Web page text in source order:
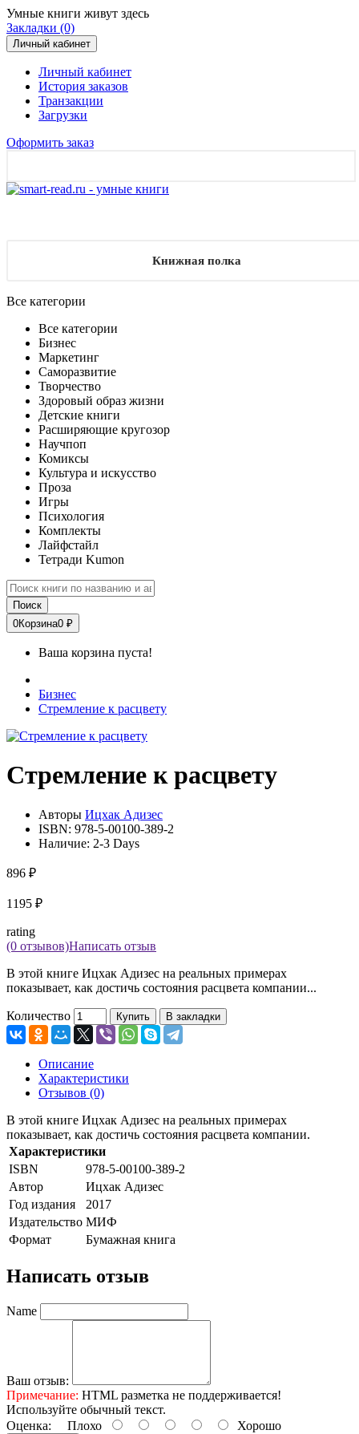
Умные книги живут здесь
Закладки (0)
Личный кабинет
Личный кабинет
История заказов
Транзакции
Загрузки
Оформить заказ
Книжная полка
Все категории
Все категории
Бизнес
Маркетинг
Саморазвитие
Творчество
Здоровый образ жизни
Детские книги
Расширяющие кругозор
Научпоп
Комиксы
Культура и искусство
Проза
Игры
Психология
Комплекты
Лайфстайл
Тетради Kumon
Поиск
0Корзина0 ₽
Ваша корзина пуста!
Бизнес
Стремление к расцвету
Стремление к расцвету
Авторы Ицхак Адизес
ISBN: 978-5-00100-389-2
Наличие: 2-3 Days
896 ₽
1195 ₽
rating
(0 отзывов)Написать отзыв
В этой книге Ицхак Адизес на реальных примерах
показывает, как достичь состояния расцвета компании...
Количество Купить В закладки
Описание
Характеристики
Отзывов (0)
В этой книге Ицхак Адизес на реальных примерах
показывает, как достичь состояния расцвета компании.
Характеристики
ISBN
978-5-00100-389-2
Автор
Ицхак Адизес
Год издания
2017
Издательство МИФ
Формат
Бумажная книга
Написать отзыв
Name
Ваш отзыв:
Примечание: HTML разметка не поддерживается!
Используйте обычный текст.
Оценка: Плохо Хорошо